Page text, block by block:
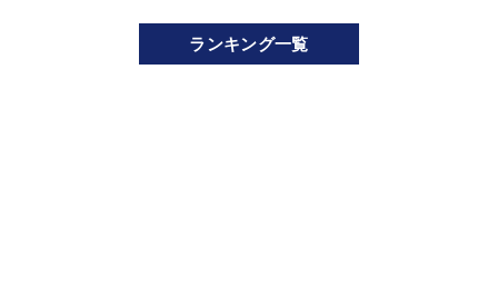
ランキング一覧